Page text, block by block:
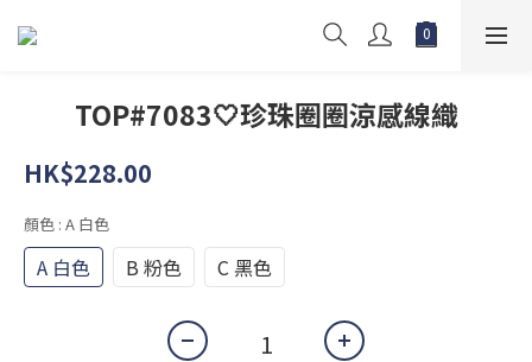
TOP#7083🤍珍珠圈圈涼感線織
HK$228.00
顏色 : A 白色
A 白色 B 粉色 C 黑色